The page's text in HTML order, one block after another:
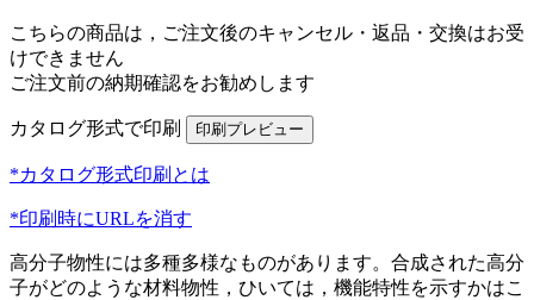
こちらの商品は，ご注文後のキャンセル・返品・交換はお受
けできません
ご注文前の納期確認をお勧めします
カタログ形式で印刷
*カタログ形式印刷とは
*印刷時にURLを消す
高分子物性には多種多様なものがあります。合成された高分
子がどのような材料物性，ひいては，機能特性を示すかはこ